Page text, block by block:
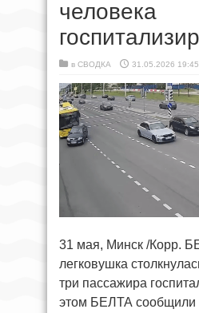
человека
в СВОДКА 31.05.2026 19:45
31 мая, Минск /Корр.
легковушка
три пассажира
этом БЕЛТА